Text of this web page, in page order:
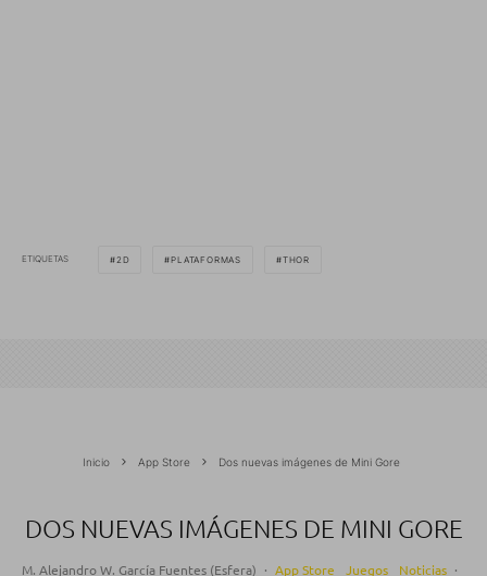
ETIQUETAS 2D PLATAFORMAS THOR
Inicio App Store Dos nuevas imágenes de Mini Gore
DOS NUEVAS IMÁGENES DE MINI GORE
M. Alejandro W. García Fuentes (Esfera) · App Store Juegos Noticias ·